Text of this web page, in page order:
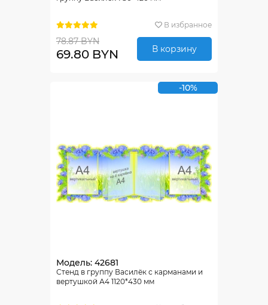
В избранное
78.87 BYN
69.80 BYN В корзину
-10%
Модель: 42681
Стенд в группу Василёк с карманами и
вертушкой А4 1120*430 мм